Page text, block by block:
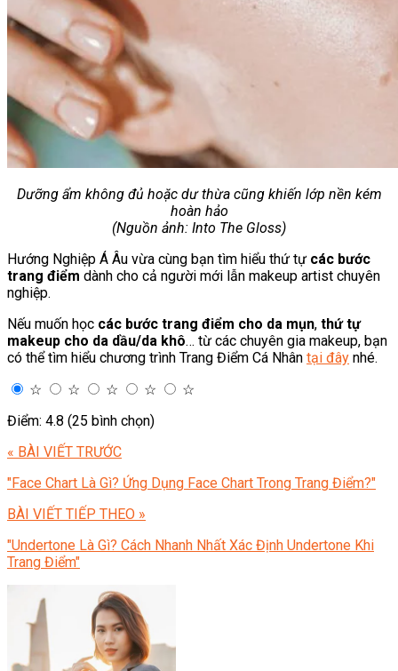
Dưỡng ẩm không đủ hoặc dư thừa cũng khiến lớp nền kém
hoàn hảo
(Nguồn ảnh: Into The Gloss)
Hướng Nghiệp Á Âu vừa cùng bạn tìm hiểu thứ tự các bước
trang điểm dành cho cả người mới lẫn makeup artist chuyên
nghiệp.
Nếu muốn học các bước trang điểm cho da mụn, thứ tự
makeup cho da dầu/da khô… từ các chuyên gia makeup, bạn
có thể tìm hiểu chương trình Trang Điểm Cá Nhân tại đây nhé.
☆
☆ ☆ ☆
☆
Điểm: 4.8 (25 bình chọn)
« BÀI VIẾT TRƯỚC
"Face Chart Là Gì? Ứng Dụng Face Chart Trong Trang Điểm?"
BÀI VIẾT TIẾP THEO »
"Undertone Là Gì? Cách Nhanh Nhất Xác Định Undertone Khi
Trang Điểm"